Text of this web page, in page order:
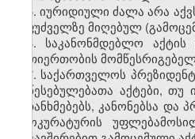
5. იურიდიული ძალა არა
საფუძველზე მიღებულ
6. საკანონმდებლო
ურთიერთობის
7. საქართველოს
დაწესებულებათა აქტები,
შეთანხმებებს, კანონებსა
პროკურატურის